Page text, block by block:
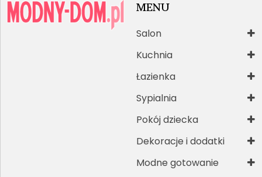
MENU
Salon
Kuchnia
Łazienka
Sypialnia
Pokój dziecka
Dekoracje i dodatki
Modne gotowanie